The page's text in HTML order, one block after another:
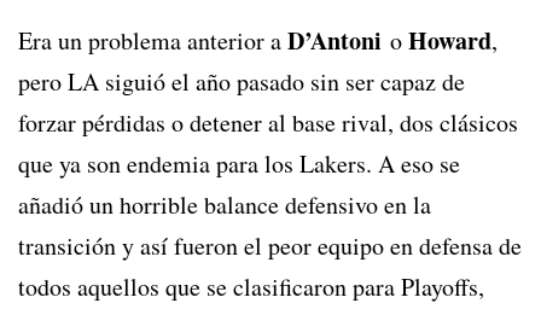
Era un problema anterior aD’Antoni oHoward,
pero LA siguió el año pasado sin ser capaz de
forzar pérdidas o detener al base rival, dos clásicos
que ya son endemia para los Lakers. A eso se
añadió un horrible balance defensivo en la
transición y así fueron el peor equipo en defensa de
todos aquellos que se clasificaron para Playoffs,